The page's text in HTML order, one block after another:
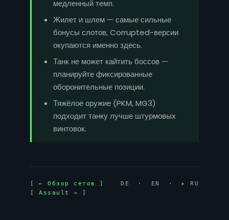
медленный темп.
Жилет и шлем — самые сильные
бонусы слотов, Corrupted-версии
окупаются именно здесь.
Танк не может кайтить боссов —
планируйте фиксированные
оборонительные позиции.
Тяжёлое оружие (PKM, MG3)
подходит танку лучше штурмовых
винтовок.
[ ← Обзор сетов ] DE · EN · ▸
RU
[ Assault → ]